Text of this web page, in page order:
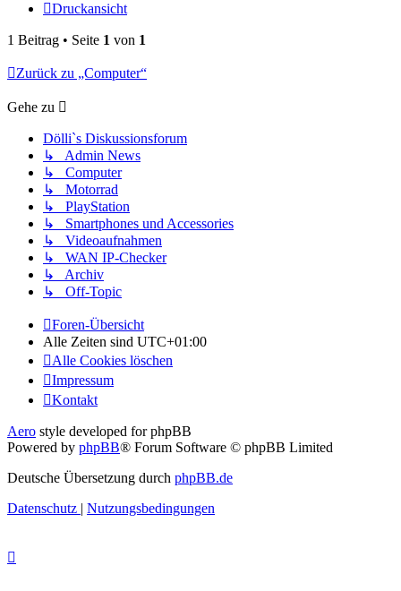
Druckansicht
1 Beitrag • Seite 1 von 1
Zurück zu „Computer“
Gehe zu
Dölli`s Diskussionsforum
↳ Admin News
↳ Computer
↳ Motorrad
↳ PlayStation
↳ Smartphones und Accessories
↳ Videoaufnahmen
↳ WAN IP-Checker
↳ Archiv
↳ Off-Topic
Foren-Übersicht
Alle Zeiten sind UTC+01:00
Alle Cookies löschen
Impressum
Kontakt
Aero style developed for phpBB
Powered by phpBB® Forum Software © phpBB Limited
Deutsche Übersetzung durch phpBB.de
Datenschutz | Nutzungsbedingungen